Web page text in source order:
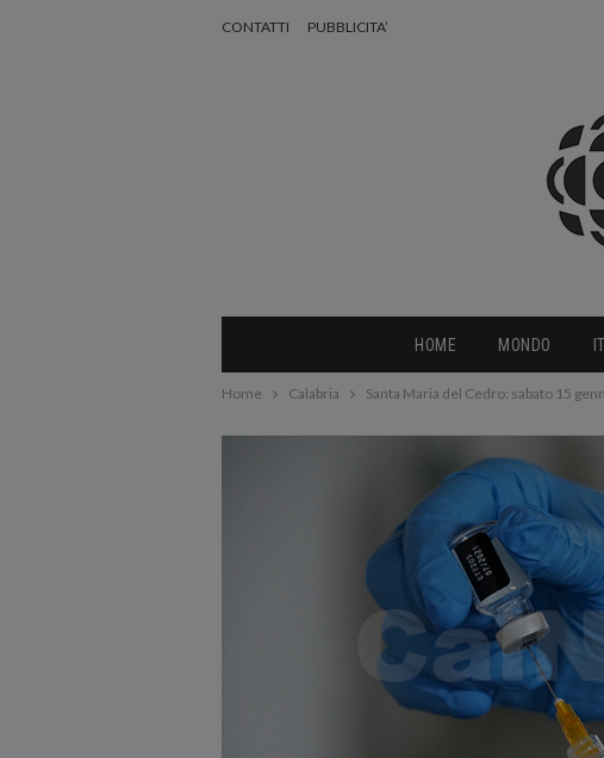
CONTATTI PUBBLICITA’
HOME MONDO
Home Calabria Santa Maria del Cedro: sabato 15